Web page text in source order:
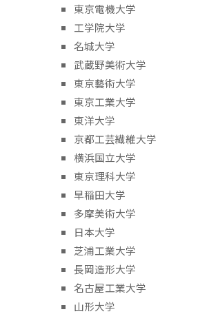
東京電機大学
工学院大学
名城大学
武蔵野美術大学
東京藝術大学
東京工業大学
東洋大学
京都工芸繊維大学
横浜国立大学
東京理科大学
早稲田大学
多摩美術大学
日本大学
芝浦工業大学
長岡造形大学
名古屋工業大学
山形大学